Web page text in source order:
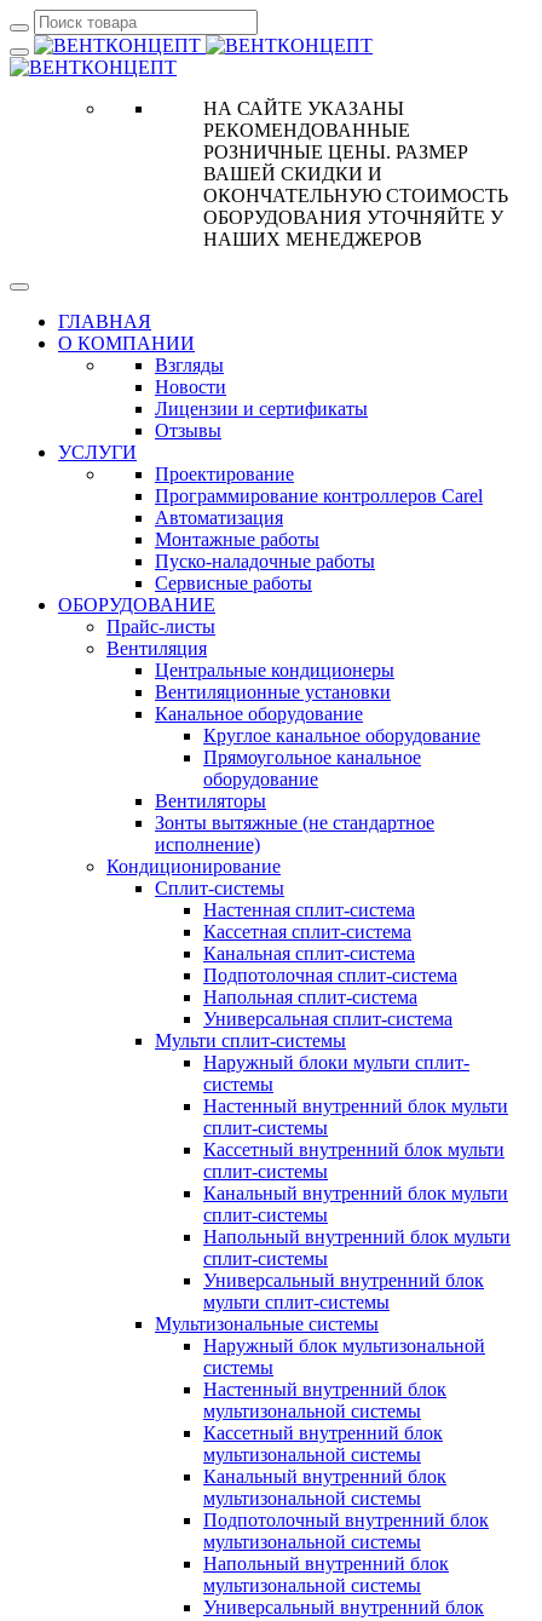
НА САЙТЕ УКАЗАНЫ
РЕКОМЕНДОВАННЫЕ
РОЗНИЧНЫЕ ЦЕНЫ. РАЗМЕР
ВАШЕЙ СКИДКИ И
ОКОНЧАТЕЛЬНУЮ СТОИМОСТЬ
ОБОРУДОВАНИЯ УТОЧНЯЙТЕ У
НАШИХ МЕНЕДЖЕРОВ
ГЛАВНАЯ
О КОМПАНИИ
Взгляды
Новости
Лицензии и сертификаты
Отзывы
УСЛУГИ
Проектирование
Программирование контроллеров Carel
Автоматизация
Монтажные работы
Пуско-наладочные работы
Сервисные работы
ОБОРУДОВАНИЕ
Прайс-листы
Вентиляция
Центральные кондиционеры
Вентиляционные установки
Канальное оборудование
Круглое канальное оборудование
Прямоугольное канальное
оборудование
Вентиляторы
Зонты вытяжные (не стандартное
исполнение)
Кондиционирование
Сплит-системы
Настенная сплит-система
Кассетная сплит-система
Канальная сплит-система
Подпотолочная сплит-система
Напольная сплит-система
Универсальная сплит-система
Мульти сплит-системы
Наружный блоки мульти сплит-
системы
Настенный внутренний блок мульти
сплит-системы
Кассетный внутренний блок мульти
сплит-системы
Канальный внутренний блок мульти
сплит-системы
Напольный внутренний блок мульти
сплит-системы
Универсальный внутренний блок
мульти сплит-системы
Мультизональные системы
Наружный блок мультизональной
системы
Настенный внутренний блок
мультизональной системы
Кассетный внутренний блок
мультизональной системы
Канальный внутренний блок
мультизональной системы
Подпотолочный внутренний блок
мультизональной системы
Напольный внутренний блок
мультизональной системы
Универсальный внутренний блок